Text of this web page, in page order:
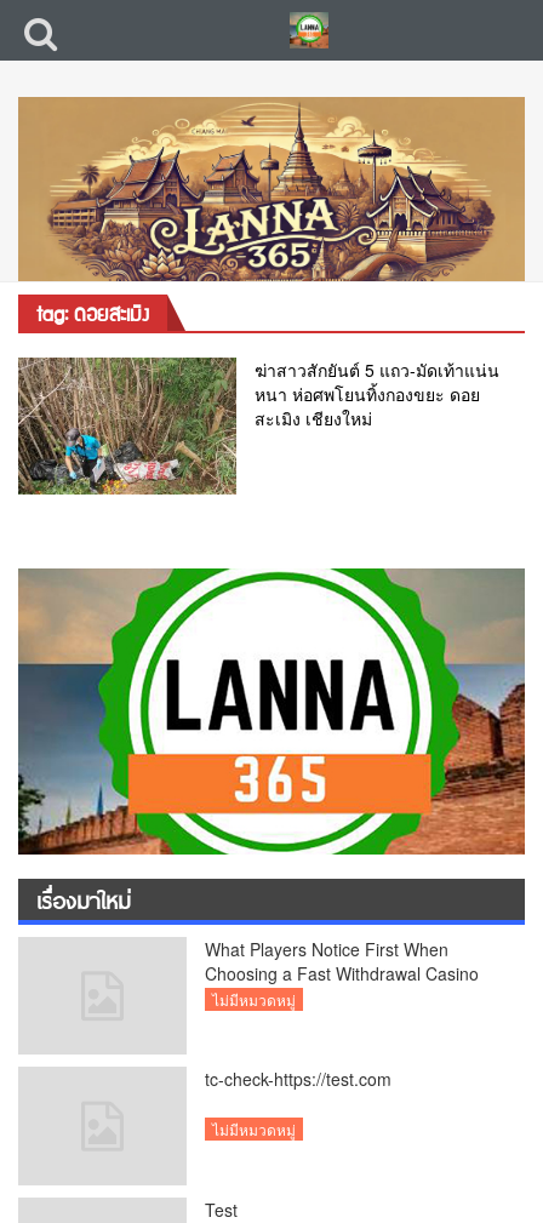
tag: ดอยสะเมิง
ฆ่าสาวสักยันต์ 5 แถว-มัดเท้าแน่น
หนา ห่อศพโยนทิ้งกองขยะ ดอย
สะเมิง เชียงใหม่
เรื่องมาใหม่
What Players Notice First When
Choosing a Fast Withdrawal Casino
UK
ไม่มีหมวดหมู่
tc-check-https://test.com
ไม่มีหมวดหมู่
Test